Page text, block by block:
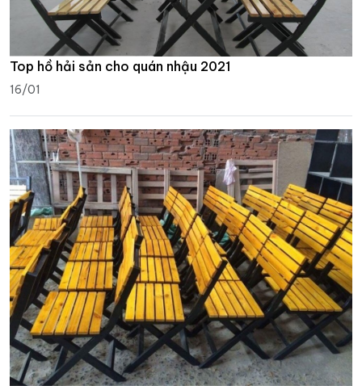
Top hồ hải sản cho quán nhậu 2021
16/01